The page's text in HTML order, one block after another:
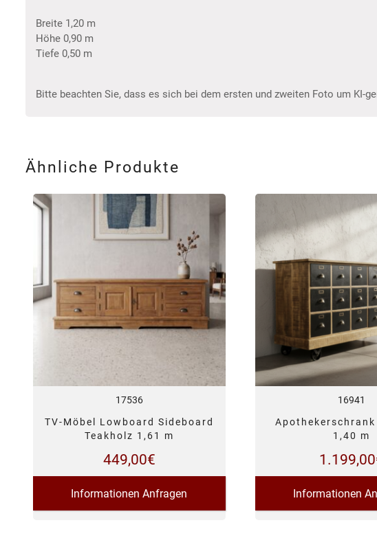
Breite 1,20 m
Höhe 0,90 m
Tiefe 0,50 m
Bitte beachten Sie, dass es sich bei dem ersten und zweiten Foto um KI-
Ähnliche Produkte
17536
TV-Möbel Lowboard Sideboard
Teakholz 1,61 m
449,00€
Informationen Anfragen
16941
Apothekerschrank
1,40 m
1.199,00
Informationen